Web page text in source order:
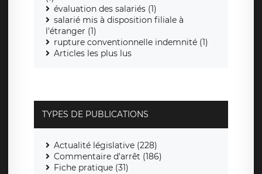
évaluation des salariés (1)
salarié mis à disposition filiale à
l'étranger (1)
rupture conventionnelle indemnité (1)
Articles les plus lus
TYPES DE PUBLICATIONS
Actualité législative (228)
Commentaire d'arrêt (186)
Fiche pratique (31)